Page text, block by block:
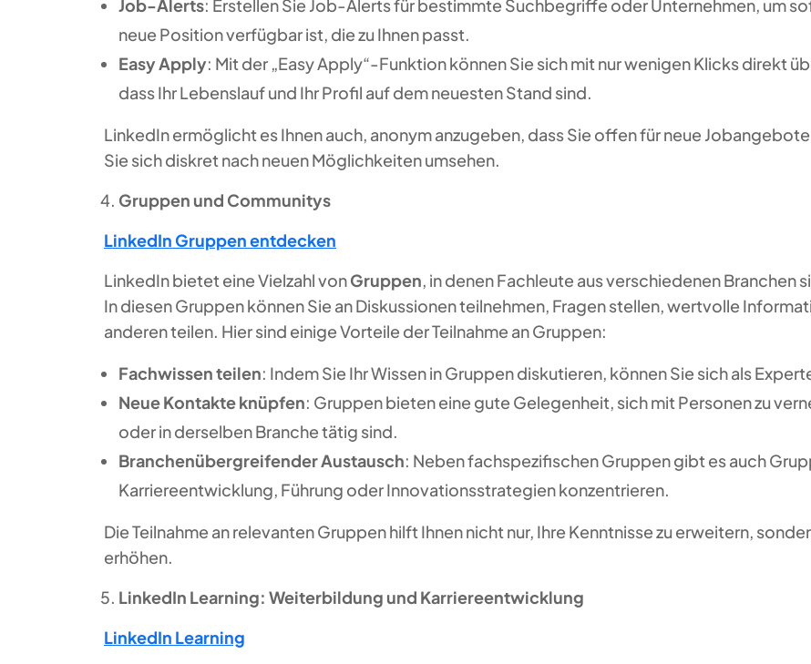
Job-Alerts: Erstellen Sie Job-Alerts für bestimmte Suchbegriffe oder Unternehmen, um
neue Position verfügbar ist, die zu Ihnen passt.
Easy Apply: Mit der „Easy Apply“-Funktion können Sie sich mit nur wenigen Klicks direkt
dass Ihr Lebenslauf und Ihr Profil auf dem neuesten Stand sind.
LinkedIn ermöglicht es Ihnen auch, anonym anzugeben, dass Sie offen für neue
Sie sich diskret nach neuen Möglichkeiten umsehen.
Gruppen und Communitys
LinkedIn Gruppen entdecken
LinkedIn bietet eine Vielzahl vonGruppen, in denen Fachleute aus verschiedenen Branchen
In diesen Gruppen können Sie an Diskussionen teilnehmen, Fragen stellen, wertvolle
anderen teilen. Hier sind einige Vorteile der Teilnahme an Gruppen:
Fachwissen teilen: Indem Sie Ihr Wissen in Gruppen diskutieren, können Sie sich als
Neue Kontakte knüpfen: Gruppen bieten eine gute Gelegenheit, sich mit Personen zu
oder in derselben Branche tätig sind.
Branchenübergreifender Austausch: Neben fachspezifischen Gruppen gibt es auch
Karriereentwicklung, Führung oder Innovationsstrategien konzentrieren.
Die Teilnahme an relevanten Gruppen hilft Ihnen nicht nur, Ihre Kenntnisse zu erweitern,
erhöhen.
LinkedIn Learning: Weiterbildung und Karriereentwicklung
LinkedIn Learning